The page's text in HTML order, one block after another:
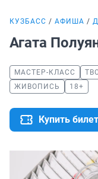
КУЗБАСС АФИША
Агата
МАСТЕР-КЛАСС
ЖИВОПИСЬ
18+
Купить